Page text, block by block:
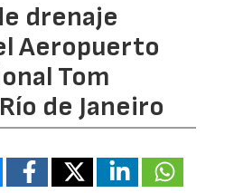
drenaje
Aeropuerto
Tom
de Janeiro